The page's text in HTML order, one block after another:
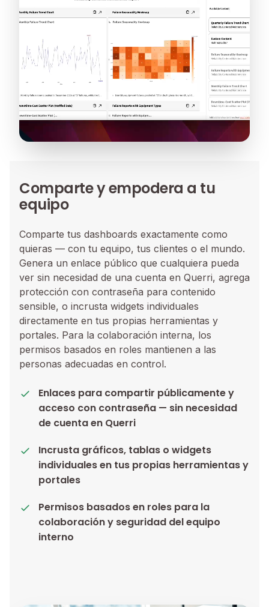
Comparte y empodera a tu
equipo
Comparte tus dashboards exactamente como
quieras — con tu equipo, tus clientes o el mundo.
Genera un enlace público que cualquiera pueda
ver sin necesidad de una cuenta en Querri, agrega
protección con contraseña para contenido
sensible, o incrusta widgets individuales
directamente en tus propias herramientas y
portales. Para la colaboración interna, los
permisos basados en roles mantienen a las
personas adecuadas en control.
Enlaces para compartir públicamente y
acceso con contraseña — sin necesidad
de cuenta en Querri
Incrusta gráficos, tablas o widgets
individuales en tus propias herramientas y
portales
Permisos basados en roles para la
colaboración y seguridad del equipo
interno